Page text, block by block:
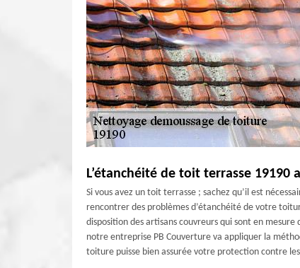
L’étanchéité de toit terrasse 19190
Si vous avez un toit terrasse ; sachez qu’il est
rencontrer des problèmes d’étanchéité de votre
disposition des artisans couvreurs qui sont en
notre entreprise PB Couverture va appliquer la
toiture puisse bien assurée votre protection contre